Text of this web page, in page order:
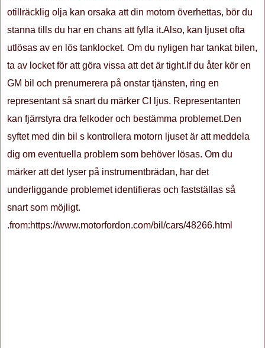
otillräcklig olja kan orsaka att din motorn överhettas, bör du
stanna tills du har en chans att fylla it.Also, kan ljuset ofta
utlösas av en lös tanklocket. Om du nyligen har tankat bilen,
ta av locket för att göra vissa att det är tight.If du åter kör en
GM bil och prenumerera på onstar tjänsten, ring en
representant så snart du märker CI ljus. Representanten
kan fjärrstyra dra felkoder och bestämma problemet.Den
syftet med din bil s kontrollera motorn ljuset är att meddela
dig om eventuella problem som behöver lösas. Om du
märker att det lyser på instrumentbrädan, har det
underliggande problemet identifieras och fastställas så
snart som möjligt.
.from:https://www.motorfordon.com/bil/cars/48266.html